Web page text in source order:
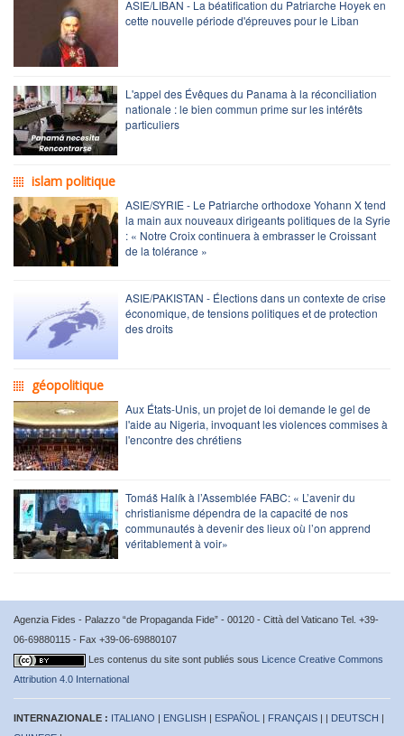
ASIE/LIBAN - La béatification du Patriarche Hoyek en
cette nouvelle période d'épreuves pour le Liban
L'appel des Évêques du Panama à la réconciliation
nationale : le bien commun prime sur les intérêts
particuliers
islam politique
ASIE/SYRIE - Le Patriarche orthodoxe Yohann X tend
la main aux nouveaux dirigeants politiques de la Syrie
: « Notre Croix continuera à embrasser le Croissant
de la tolérance »
ASIE/PAKISTAN - Élections dans un contexte de crise
économique, de tensions politiques et de protection
des droits
géopolitique
Aux États-Unis, un projet de loi demande le gel de
l'aide au Nigeria, invoquant les violences commises à
l'encontre des chrétiens
Tomáš Halík à l’Assemblée FABC: « L’avenir du
christianisme dépendra de la capacité de nos
communautés à devenir des lieux où l’on apprend
véritablement à voir»
Agenzia Fides - Palazzo “de Propaganda Fide” - 00120 - Città del Vaticano Tel. +39-
06-69880115 - Fax +39-06-69880107
Les contenus du site sont publiés sous Licence Creative Commons
Attribution 4.0 International
INTERNAZIONALE : ITALIANO | ENGLISH | ESPAÑOL | FRANÇAIS | | DEUTSCH |